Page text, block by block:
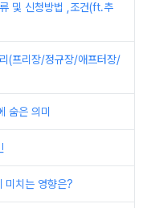
및 신청방법 ,조건(ft.추
(프리장/정규장/애프터장/
숨은 의미
미치는 영향은?